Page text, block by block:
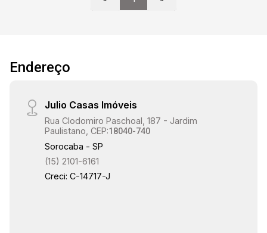
Endereço
Julio Casas Imóveis
Rua Clodomiro Paschoal, 187 - Jardim
Paulistano, CEP:18040-740
Sorocaba - SP
(15) 2101-6161
Creci: C-14717-J